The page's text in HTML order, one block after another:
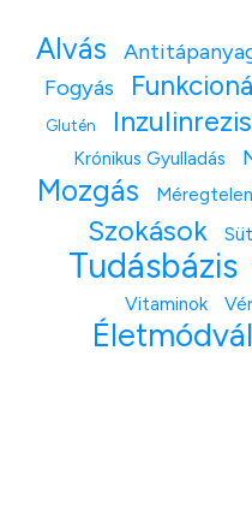
Alvás
Fogyás
Glutén
Krónikus Gyulladás
Mozgás
Szokások
Tudásbázis
Vitaminok